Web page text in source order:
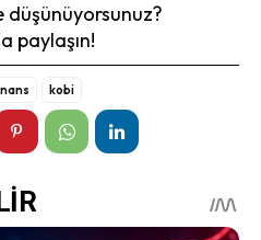
düşünüyorsunuz?
paylaşın!
kobi